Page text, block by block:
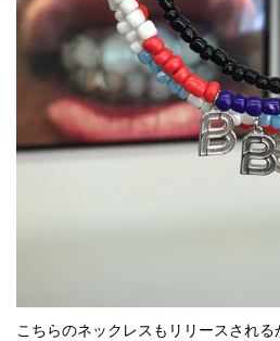
こちらのネックレスもリリースされ